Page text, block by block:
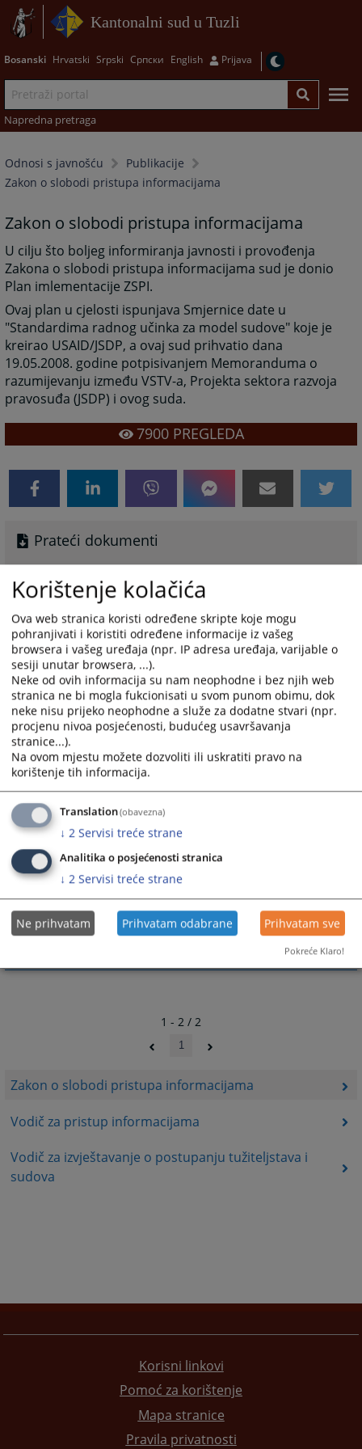
Kantonalni sud u Tuzli
Bosanski Hrvatski Srpski Српски English Prijava
Napredna pretraga
Odnosi s javnošću
Publikacije
Zakon o slobodi pristupa informacijama
Zakon o slobodi pristupa informacijama
Vodič za pristup informacijama
Vodič za izvještavanje o postupanju tužiteljstava i
sudova
Zakon o slobodi pristupa informacijama
U cilju što boljeg informiranja javnosti i provođenja
Zakona o slobodi pristupa informacijama sud je donio
Plan imlementacije ZSPI.
Ovaj plan u cjelosti ispunjava Smjernice date u
"Standardima radnog učinka za model sudove" koje je
kreirao USAID/JSDP, a ovaj sud prihvatio dana
19.05.2008. godine potpisivanjem Memoranduma o
razumijevanju između VSTV-a, Projekta sektora razvoja
pravosuđa (JSDP) i ovog suda.
7900PREGLEDA
Prateći dokumenti
Zakon o slobodi pristupa informacijama
Obrazac zahtjeva za pristup informacijama
U prilogu se nalazi obrazac zahtjeva za pristup
informacijama
7969 PREGLEDA
Prateći dokumenti
Indeks registar
1 - 2 / 2
1
Korisni linkovi
Pomoć za korištenje
Mapa stranice
Pravila privatnosti
Korištenje kolačića
Ova web stranica koristi određene skripte koje mogu
pohranjivati i koristiti određene informacije iz vašeg
browsera i vašeg uređaja (npr. IP adresa uređaja, varijable o
sesiji unutar browsera, ...).
Neke od ovih informacija su nam neophodne i bez njih web
stranica ne bi mogla fukcionisati u svom punom obimu, dok
neke nisu prijeko neophodne a služe za dodatne stvari (npr.
procjenu nivoa posjećenosti, budućeg usavršavanja
stranice...).
Na ovom mjestu možete dozvoliti ili uskratiti pravo na
korištenje tih informacija.
Translation(obavezna)
↓ 2 Servisi treće strane
Analitika o posjećenosti stranica
↓ 2 Servisi treće strane
Ne prihvatam Prihvatam odabrane Prihvatam sve
Pokreće Klaro!